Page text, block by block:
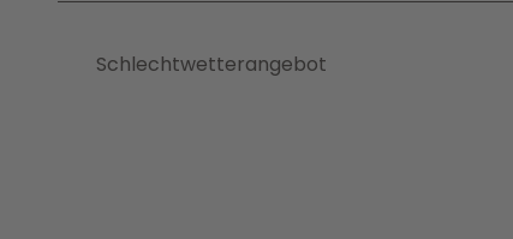
Schlechtwetterangebot